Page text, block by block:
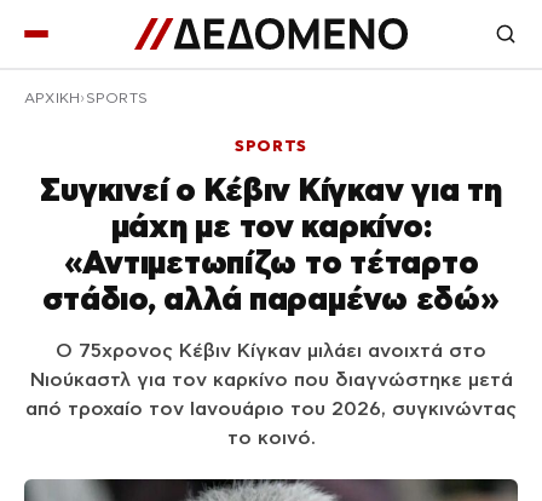
ΑΡΧΙΚΉ SPORTS
SPORTS
Συγκινεί ο Κέβιν Κίγκαν για τη
μάχη με τον καρκίνο:
«Αντιμετωπίζω το τέταρτο
στάδιο, αλλά παραμένω εδώ»
Ο 75χρονος Κέβιν Κίγκαν μιλάει ανοιχτά στο
Νιούκαστλ για τον καρκίνο που διαγνώστηκε μετά
από τροχαίο τον Ιανουάριο του 2026, συγκινώντας
το κοινό.